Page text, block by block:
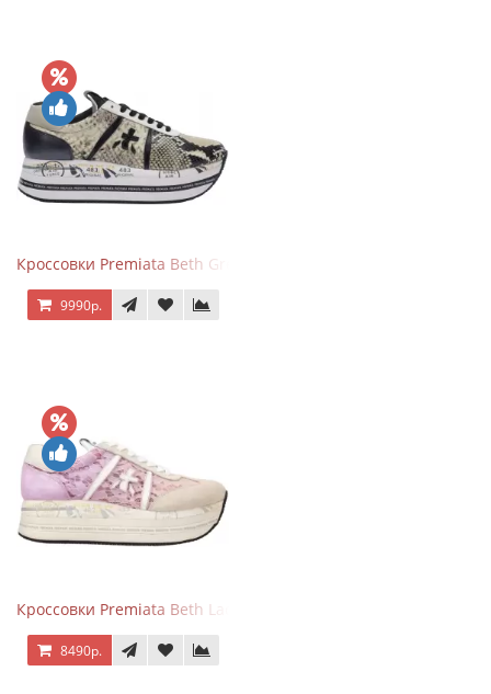
Кроссовки Premiata Beth Grey Python
9990р.
Кроссовки Premiata Beth Lace Light Pink Sand
8490р.